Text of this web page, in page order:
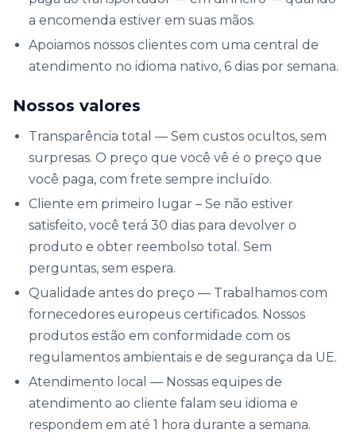
a encomenda estiver em suas mãos.
Apoiamos nossos clientes com uma central de
atendimento no idioma nativo, 6 dias por semana.
Nossos valores
Transparência total — Sem custos ocultos, sem
surpresas. O preço que você vê é o preço que
você paga, com frete sempre incluído.
Cliente em primeiro lugar – Se não estiver
satisfeito, você terá 30 dias para devolver o
produto e obter reembolso total. Sem
perguntas, sem espera.
Qualidade antes do preço — Trabalhamos com
fornecedores europeus certificados. Nossos
produtos estão em conformidade com os
regulamentos ambientais e de segurança da UE.
Atendimento local — Nossas equipes de
atendimento ao cliente falam seu idioma e
respondem em até 1 hora durante a semana.